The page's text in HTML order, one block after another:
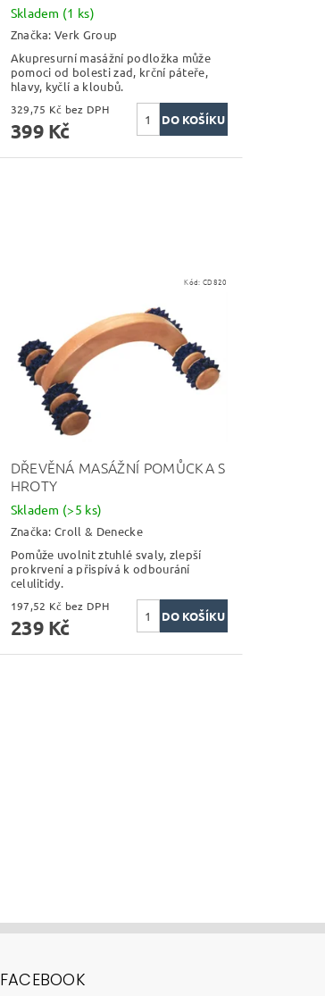
Skladem (1 ks)
Značka:Verk Group
Akupresurní masážní podložka může
pomoci od bolesti zad, krční páteře,
hlavy, kyčlí a kloubů.
329,75 Kč bez DPH
399 Kč
Kód:CD820
DŘEVĚNÁ MASÁŽNÍ POMŮCKA S
HROTY
Skladem (>5 ks)
Značka:Croll & Denecke
Pomůže uvolnit ztuhlé svaly, zlepší
prokrvení a přispívá k odbourání
celulitidy.
197,52 Kč bez DPH
239 Kč
FACEBOOK